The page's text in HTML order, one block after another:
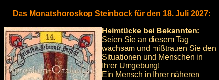
Das Monatshoroskop Steinbock für den 18. Juli 2027:
Heimtücke bei Bekannten:
Seien Sie an diesem Tag
wachsam und mißtrauen Sie den
Situationen und Menschen in
Ihrer Umgebung!
Ein Mensch in Ihrer näheren